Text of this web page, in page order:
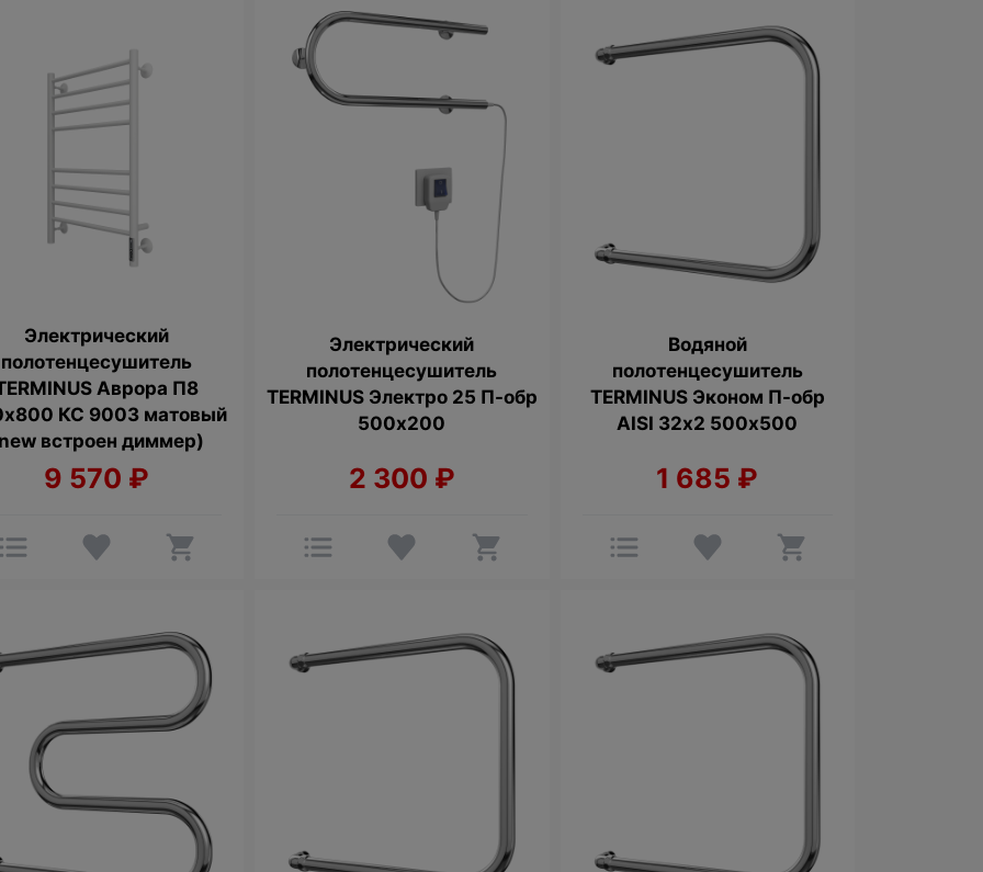
Электрический
полотенцесушитель
Аврора П8
КС 9003 матовый
встроен диммер)
9 570 ₽
Электрический
полотенцесушитель
TERMINUS Электро 25 П-обр
500х200
2 300 ₽
Водяной
полотенцесушитель
TERMINUS Эконом П-обр
AISI 32х2 500х500
1 685 ₽